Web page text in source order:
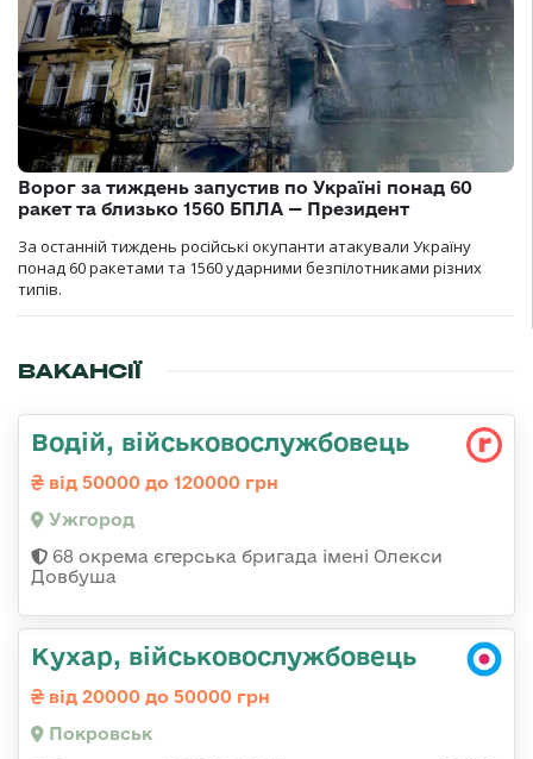
Ворог за тиждень запустив по Україні понад 60
ракет та близько 1560 БПЛА — Президент
За останній тиждень російські окупанти атакували Україну
понад 60 ракетами та 1560 ударними безпілотниками різних
типів.
ВАКАНСІЇ
Водій, військовослужбовець
від 50000 до 120000 грн
Ужгород
68 окрема єгерська бригада імені Олекси
Довбуша
Кухар, військовослужбовець
від 20000 до 50000 грн
Покровськ